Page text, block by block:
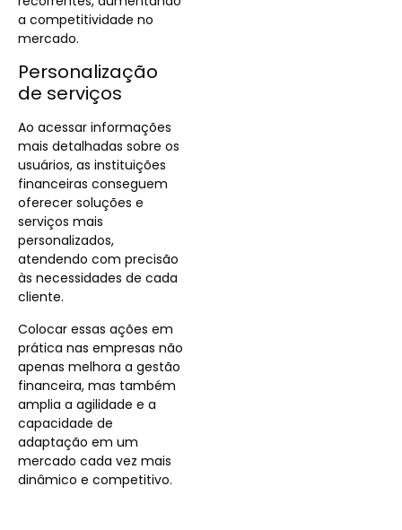
a competitividade no
mercado.
Personalização
de serviços
Ao acessar informações
mais detalhadas sobre os
usuários, as instituições
financeiras conseguem
oferecer soluções e
serviços mais
personalizados,
atendendo com precisão
às necessidades de cada
cliente.
Colocar essas ações em
prática nas empresas não
apenas melhora a gestão
financeira, mas também
amplia a agilidade e a
capacidade de
adaptação em um
mercado cada vez mais
dinâmico e competitivo.